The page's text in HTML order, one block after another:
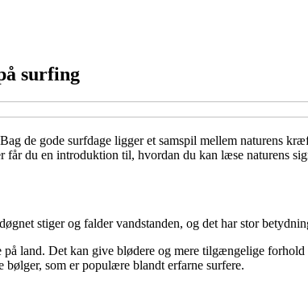
surfing
de gode surfdage ligger et samspil mellem naturens
du en introduktion til, hvordan du kan læse naturens
stiger og falder vandstanden, og det har stor
land. Det kan give blødere og mere tilgængelige forhold
som er populære blandt erfarne surfere.